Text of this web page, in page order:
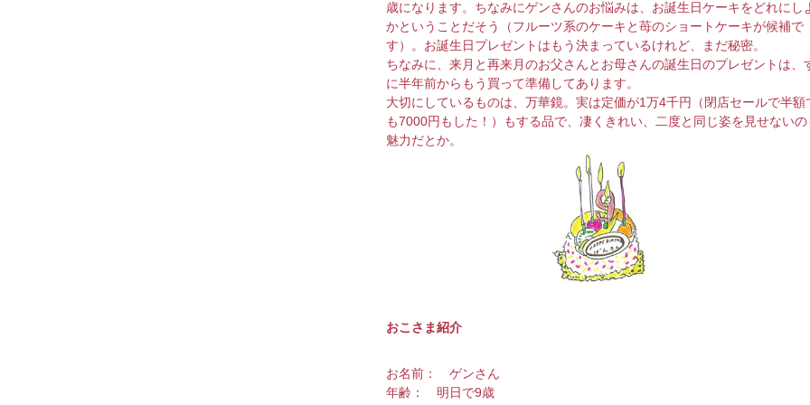
歳になります。ちなみにゲンさんのお悩みは、お誕生日ケーキをどれにし
かということだそう（フルーツ系のケーキと苺のショートケーキが候補で
す）。お誕生日プレゼントはもう決まっているけれど、まだ秘密。
ちなみに、来月と再来月のお父さんとお母さんの誕生日のプレゼントは、
に半年前からもう買って準備してあります。
大切にしているものは、万華鏡。実は定価が1万4千円（閉店セールで半額
も7000円もした！）もする品で、凄くきれい、二度と同じ姿を見せないの
魅力だとか。
おこさま紹介
お名前： ゲンさん
年齢： 明日で9歳